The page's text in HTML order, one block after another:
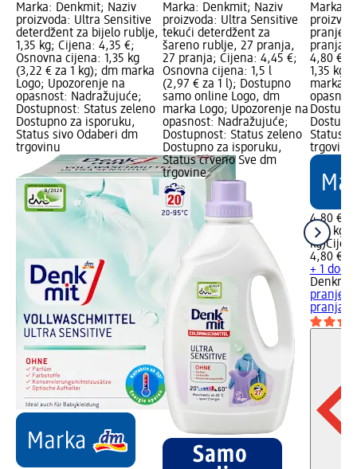
Marka: Denkmit; Naziv
proizvoda: Ultra Sensitive
deterdžent za bijelo rublje,
1,35 kg; Cijena: 4,35 €;
Osnovna cijena: 1,35 kg
(3,22 € za 1 kg); dm marka
Logo; Upozorenje na
opasnost: Nadražujuće;
Dostupnost: Status zeleno
Dostupno za isporuku,
Status sivo Odaberi dm
trgovinu
Marka: Denkmit; Naziv
proizvoda: Ultra Sensitive
tekući deterdžent za
šareno rublje, 27 pranja,
27 pranja; Cijena: 4,45 €;
Osnovna cijena: 1,5 l
(2,97 € za 1 l); Dostupno
samo online Logo, dm
marka Logo; Upozorenje na
opasnost: Nadražujuće;
Dostupnost: Status zeleno
Dostupno za isporuku,
Status crveno Sve dm
trgovine
Marka:
pranje
pranja,
4,80 €;
1,35 kg
marka
Status
trgovinu
4,80 €
1,35 kg
kg)
4,80 €
+ 1
Denkmit
pranje
pranja,